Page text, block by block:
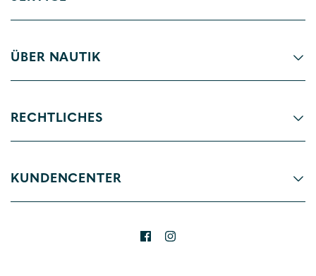
ÜBER NAUTIK
RECHTLICHES
KUNDENCENTER